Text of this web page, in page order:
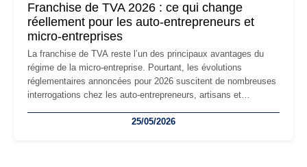
Franchise de TVA 2026 : ce qui change
réellement pour les auto-entrepreneurs et
micro-entreprises
La franchise de TVA reste l’un des principaux avantages du
régime de la micro-entreprise. Pourtant, les évolutions
réglementaires annoncées pour 2026 suscitent de nombreuses
interrogations chez les auto-entrepreneurs, artisans et
facturation ou risque de bascule vers la TVA : les règles
25/05/2026